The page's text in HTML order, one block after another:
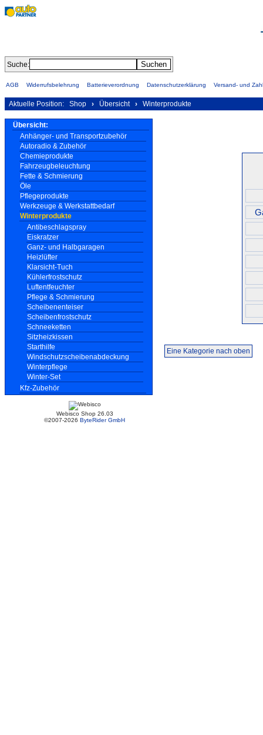
Suche:
AGB Widerrufsbelehrung Batterieverordnung Datenschutzerklärung Versand- und
Aktuelle Position: Shop › Übersicht › Winterprodukte
Übersicht:
Anhänger- und Transportzubehör
Autoradio & Zubehör
Chemieprodukte
Fahrzeugbeleuchtung
Fette & Schmierung
Öle
Pflegeprodukte
Werkzeuge & Werkstattbedarf
Winterprodukte
Antibeschlagspray
Eiskratzer
Ganz- und Halbgaragen
Heizlüfter
Klarsicht-Tuch
Kühlerfrostschutz
Luftentfeuchter
Pflege & Schmierung
Scheibenenteiser
Scheibenfrostschutz
Schneeketten
Sitzheizkissen
Starthilfe
Windschutzscheibenabdeckung
Winterpflege
Winter-Set
Kfz-Zubehör
Webisco Shop 26.03
©2007-2026 ByteRider GmbH
Eine Kategorie nach oben